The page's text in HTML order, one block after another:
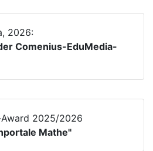
2026:
Comenius-EduMedia-
2025/2026
Mathe"